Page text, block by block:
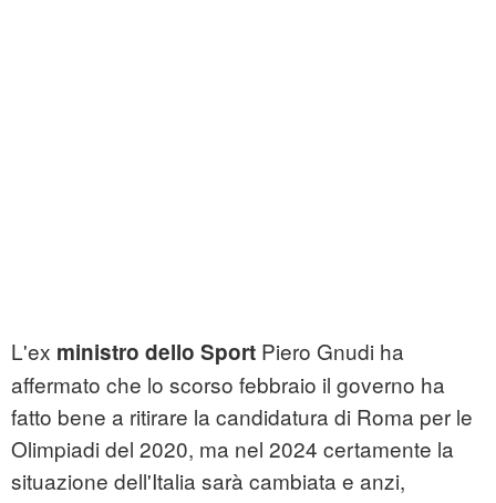
L'ex ministro dello Sport Piero Gnudi ha
affermato che lo scorso febbraio il governo ha
fatto bene a ritirare la candidatura di Roma per le
Olimpiadi del 2020, ma nel 2024 certamente la
situazione dell'Italia sarà cambiata e anzi,